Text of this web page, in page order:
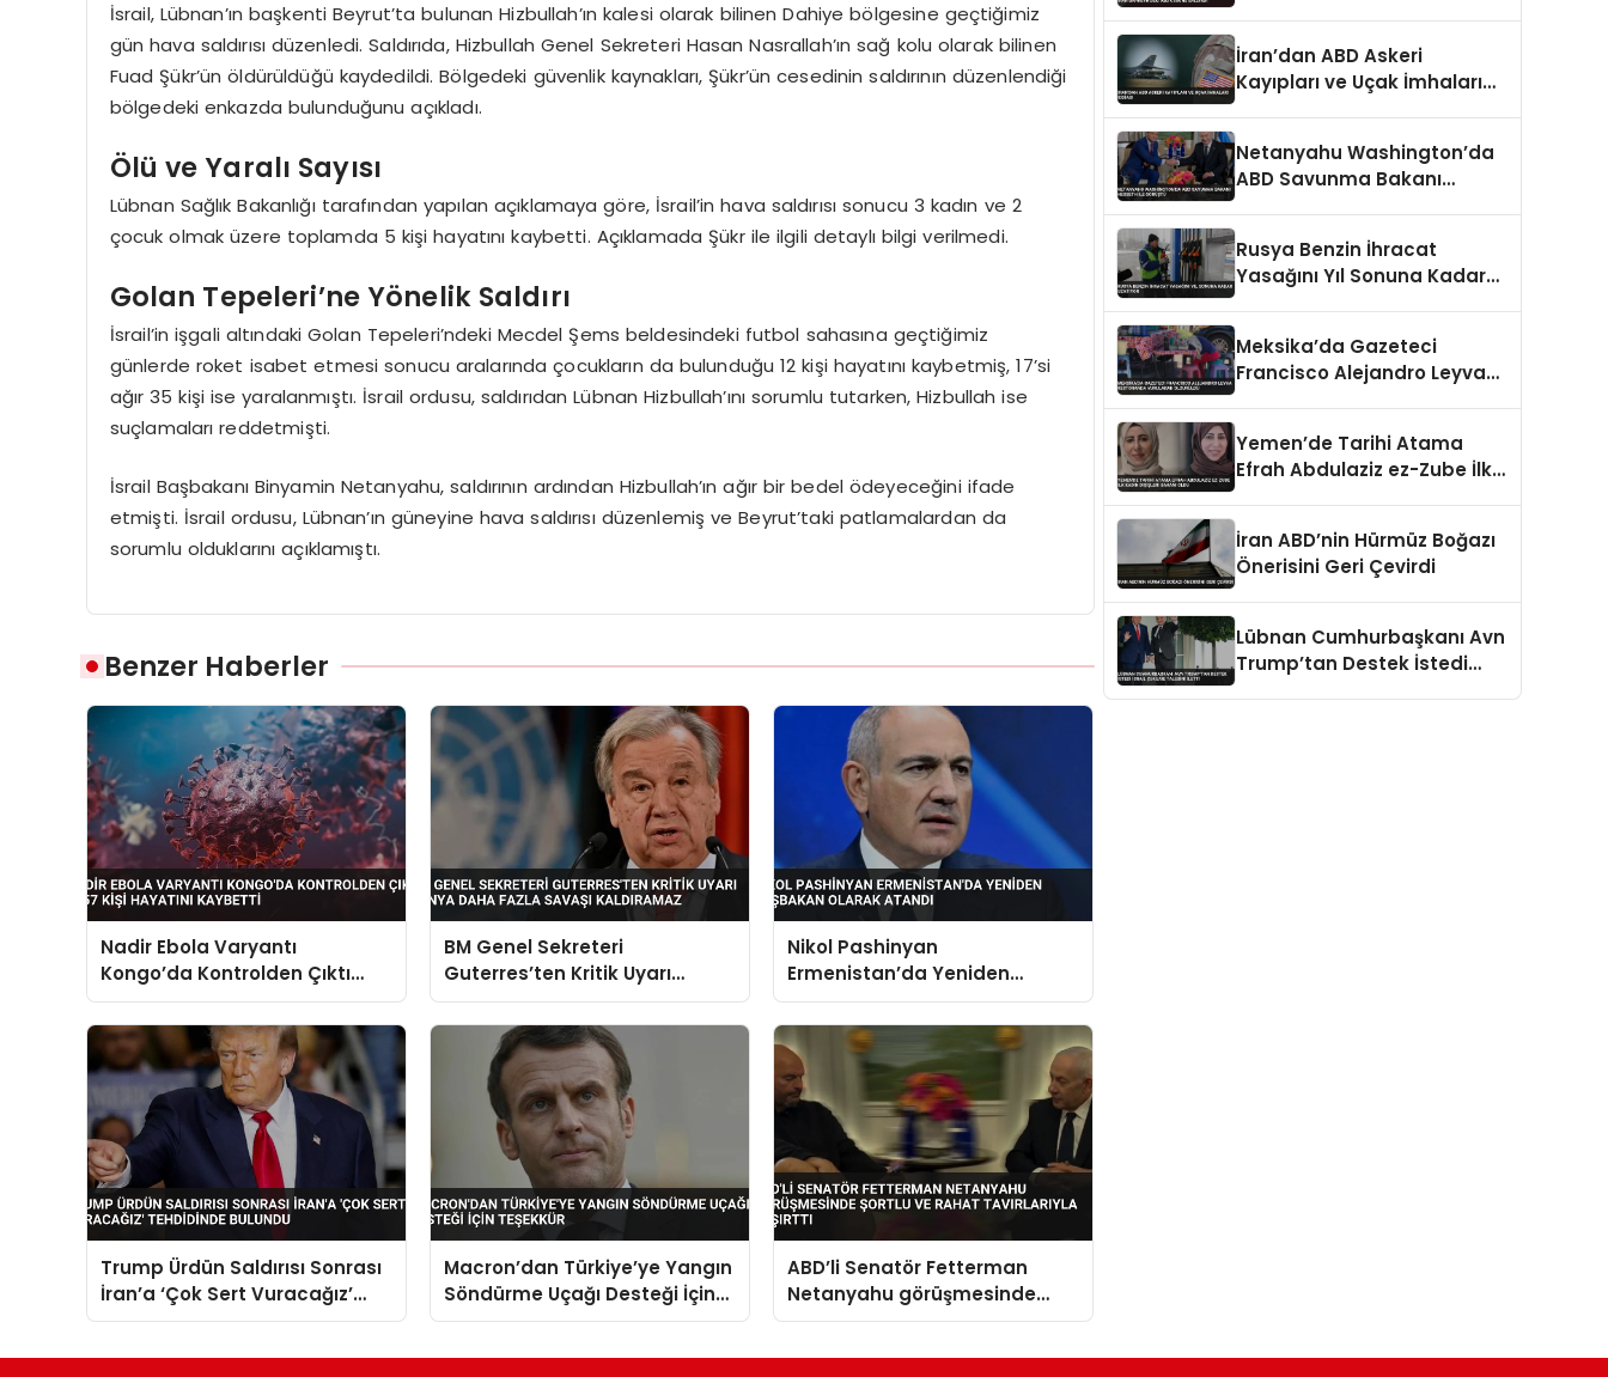
İsrail, Lübnan’ın başkenti Beyrut’ta bulunan Hizbullah’ın kalesi olarak bilinen Dahiye bölgesine geçtiğimiz
gün hava saldırısı düzenledi. Saldırıda, Hizbullah Genel Sekreteri Hasan Nasrallah’ın sağ kolu olarak bilinen
Fuad Şükr’ün öldürüldüğü kaydedildi. Bölgedeki güvenlik kaynakları, Şükr’ün cesedinin saldırının düzenlendiği
bölgedeki enkazda bulunduğunu açıkladı.
Ölü ve Yaralı Sayısı
Lübnan Sağlık Bakanlığı tarafından yapılan açıklamaya göre, İsrail’in hava saldırısı sonucu 3 kadın ve 2
çocuk olmak üzere toplamda 5 kişi hayatını kaybetti. Açıklamada Şükr ile ilgili detaylı bilgi verilmedi.
Golan Tepeleri’ne Yönelik Saldırı
İsrail’in işgali altındaki Golan Tepeleri’ndeki Mecdel Şems beldesindeki futbol sahasına geçtiğimiz
günlerde roket isabet etmesi sonucu aralarında çocukların da bulunduğu 12 kişi hayatını kaybetmiş, 17’si
ağır 35 kişi ise yaralanmıştı. İsrail ordusu, saldırıdan Lübnan Hizbullah’ını sorumlu tutarken, Hizbullah ise
suçlamaları reddetmişti.
İsrail Başbakanı Binyamin Netanyahu, saldırının ardından Hizbullah’ın ağır bir bedel ödeyeceğini ifade
etmişti. İsrail ordusu, Lübnan’ın güneyine hava saldırısı düzenlemiş ve Beyrut’taki patlamalardan da
sorumlu olduklarını açıklamıştı.
Benzer Haberler
Nadir Ebola Varyantı
Kongo’da Kontrolden Çıktı
1657 Kişi Hayatını Kaybetti
BM Genel Sekreteri
Guterres’ten Kritik Uyarı
Dünya Daha Fazla Savaşı
Kaldıramaz
Nikol Pashinyan
Ermenistan’da Yeniden
Başbakan Olarak Atandı
Trump Ürdün Saldırısı Sonrası
İran’a ‘Çok Sert Vuracağız’
Tehdidinde Bulundu
Macron’dan Türkiye’ye Yangın
Söndürme Uçağı Desteği İçin
Teşekkür
ABD’li Senatör Fetterman
Netanyahu görüşmesinde
şortlu ve rahat tavırlarıyla
İran’dan ABD Askeri
Kayıpları ve Uçak İmhaları
Netanyahu Washington’da
ABD Savunma Bakanı
Rusya Benzin İhracat
Yasağını Yıl Sonuna Kadar
Meksika’da Gazeteci
Francisco Alejandro Leyva
Yemen’de Tarihi Atama
Efrah Abdulaziz ez-Zube İlk
İran ABD’nin Hürmüz Boğazı
Önerisini Geri Çevirdi
Lübnan Cumhurbaşkanı Avn
Trump’tan Destek İstedi